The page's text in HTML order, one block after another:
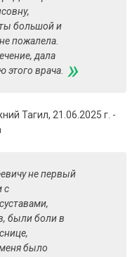
большой и
пожалела.
дала
врача. »
Тагил, 21.06.2025 г. -
не первый
с
были боли в
было